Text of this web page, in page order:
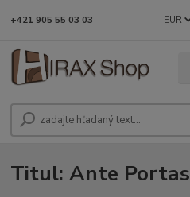
EUR
+421 905 55 03 03
Titul: Ante Portas